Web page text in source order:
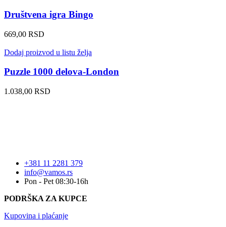
Društvena igra Bingo
669,00 RSD
Dodaj proizvod u listu želja
Puzzle 1000 delova-London
1.038,00 RSD
+381 11 2281 379
info@vamos.rs
Pon - Pet 08:30-16h
PODRŠKA ZA KUPCE
Kupovina i plaćanje